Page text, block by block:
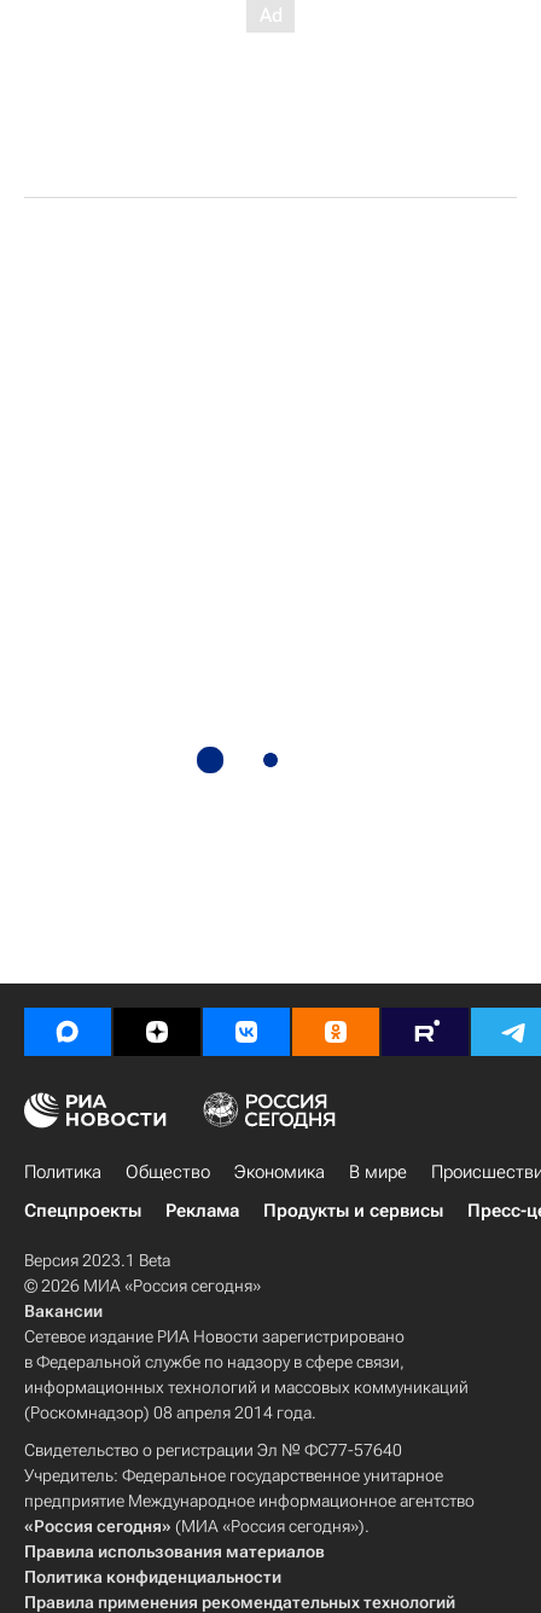
Политика Общество Экономика В мире
Спецпроекты
Реклама Продукты и сервисы Пресс-
Версия 2023.1 Beta
© 2026 МИА «Россия сегодня»
Вакансии
Сетевое издание РИА Новости зарегистрировано
в Федеральной службе по надзору в сфере связи,
информационных технологий и массовых коммуникаций
(Роскомнадзор) 08 апреля 2014 года.
Свидетельство о регистрации Эл № ФС77-57640
Учредитель: Федеральное государственное унитарное
предприятие Международное информационное агентство
«Россия сегодня» (МИА «Россия сегодня»).
Правила использования материалов
Политика конфиденциальности
Правила применения рекомендательных технологий